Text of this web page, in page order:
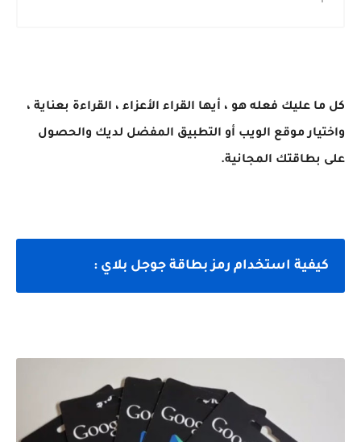
كل ما عليك فعله هو ، أيها القراء الأعزاء ، القراءة بعناية ،
واختيار موقع الويب أو التطبيق المفضل لديك والحصول
على بطاقتك المجانية.
كيفية استخدام رمز بطاقة جوجل بلاي :